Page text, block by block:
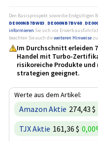
Den Basisprospekt sowie die Endgültigen
DE000NB7BW83 , DE000NB7BV68,
informieren Sie sich vor Erwerb
beachten Sie auch dieweiteren Hinweise
Im Durchschnitt erleiden
Handel mit Turbo-
risikoreiche Produkte
strategien geeignet.
Werte aus dem Artikel:
Amazon Aktie 274,43 $
TJX Aktie 161,36 $